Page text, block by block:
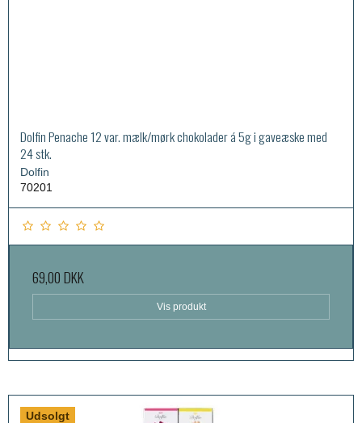
Dolfin Penache 12 var. mælk/mørk chokolader á 5g i gaveæske med
24 stk.
Dolfin
70201
69,00 DKK
Vis produkt
Udsolgt